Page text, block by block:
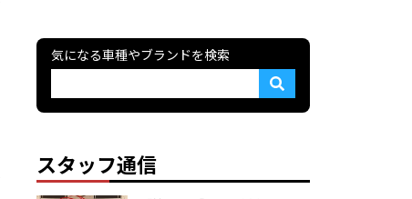
気になる車種やブランドを検索
スタッフ通信